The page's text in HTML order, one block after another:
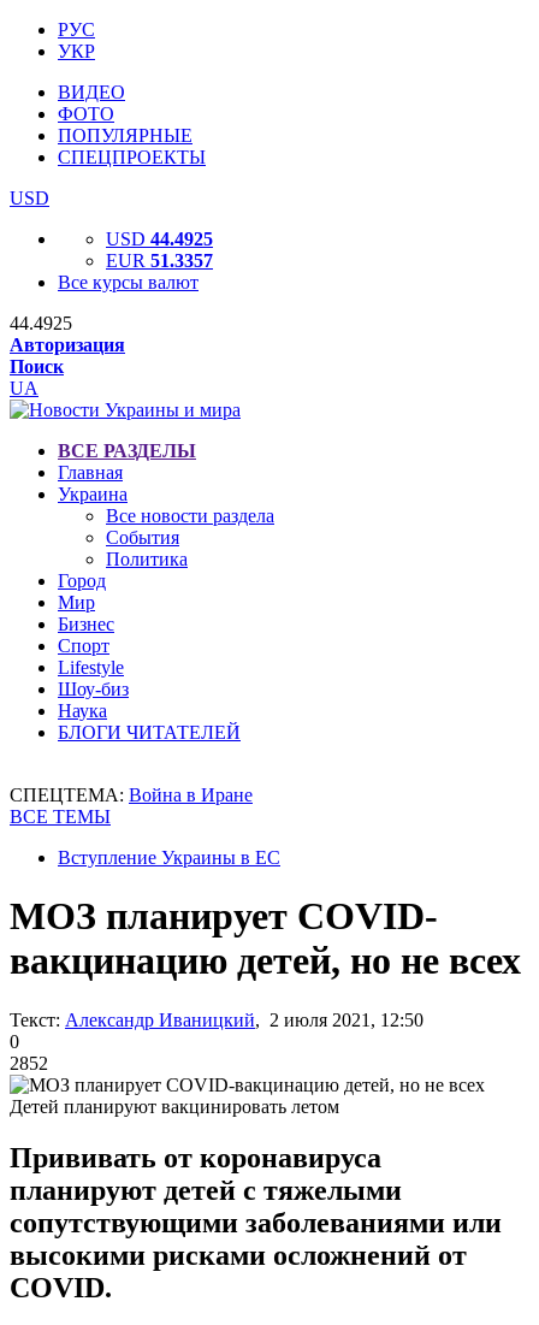
РУС
УКР
ВИДЕО
ФОТО
ПОПУЛЯРНЫЕ
СПЕЦПРОЕКТЫ
USD
USD 44.4925
EUR 51.3357
Все курсы валют
44.4925
Авторизация
Поиск
UA
ВСЕ РАЗДЕЛЫ
Главная
Украина
Все новости раздела
События
Политика
Город
Мир
Бизнес
Спорт
Lifestyle
Шоу-биз
Наука
БЛОГИ ЧИТАТЕЛЕЙ
СПЕЦТЕМА: Война в Иране
ВСЕ ТЕМЫ
Вступление Украины в ЕС
МОЗ планирует COVID-
вакцинацию детей, но не всех
Текст: Александр Иваницкий, 2 июля 2021, 12:50
0
2852
Детей планируют вакцинировать летом
Прививать от коронавируса
планируют детей с тяжелыми
сопутствующими заболеваниями или
высокими рисками осложнений от
COVID.